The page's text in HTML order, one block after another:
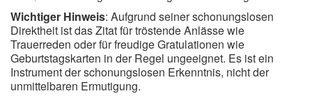
Wichtiger Hinweis: Aufgrund seiner schonungslosen
Direktheit ist das Zitat für tröstende Anlässe wie
Trauerreden oder für freudige Gratulationen wie
Geburtstagskarten in der Regel ungeeignet. Es ist ein
Instrument der schonungslosen Erkenntnis, nicht der
unmittelbaren Ermutigung.